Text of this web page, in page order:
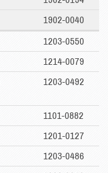
1902-0040
1203-0550
1214-0079
1203-0492
1101-0882
1201-0127
1203-0486